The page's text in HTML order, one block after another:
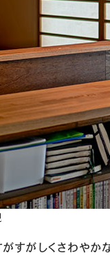
すがしくさわやか